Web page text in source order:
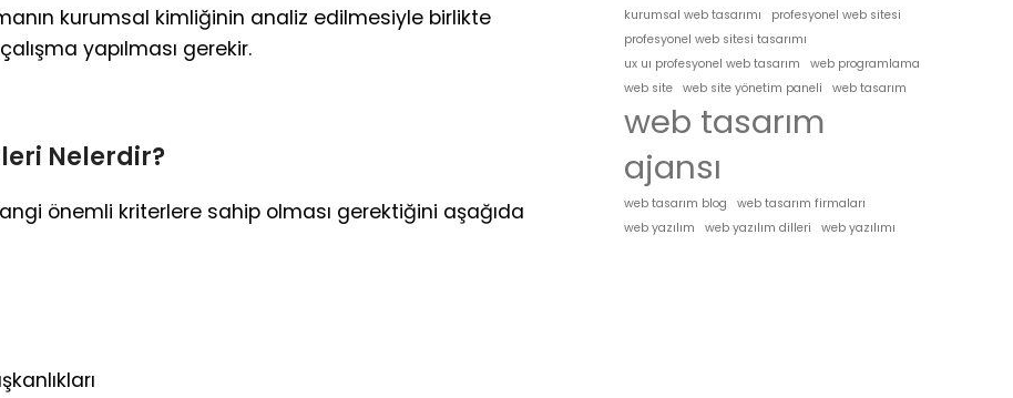
kurumsal kimliğinin analiz edilmesiyle birlikte
yapılması gerekir.
Nelerdir?
önemli kriterlere sahip olması gerektiğini aşağıda
kurumsal web tasarımı
profesyonel web sitesi
profesyonel web sitesi tasarımı
ux uı profesyonel web tasarım
web programlama
web site
web site yönetim paneli web tasarım
web tasarım
ajansı
web tasarım blog
web tasarım firmaları
web yazılım
web yazılım dilleri web yazılımı